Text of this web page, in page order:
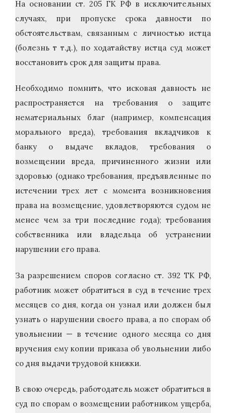
На основании ст. 205 ГК РФ в исключительных
случаях, при пропуске срока давности по
обстоятельствам, связанным с личностью истца
(болезнь т т.д.), по ходатайству истца суд может
восстановить срок для защиты права.
Необходимо помнить, что исковая давность не
распространяется на требования о защите
нематериальных благ (например, компенсация
морального вреда), требования вкладчиков к
банку о выдаче вкладов, требования о
возмещении вреда, причиненного жизни или
здоровью (однако требования, предъявленные по
истечении трех лет с момента возникновения
права на возмещение, удовлетворяются судом не
менее чем за три последние года); требования
собственника или владельца об устранении
нарушении его права.
За разрешением споров согласно ст. 392 ТК РФ,
работник может обратиться в суд в течение трех
месяцев со дня, когда он узнал или должен был
узнать о нарушении своего права, а по спорам об
увольнении — в течение одного месяца со дня
вручения ему копии приказа об увольнении либо
со дня выдачи трудовой книжки.
В свою очередь, работодатель может обратиться в
суд по спорам о возмещении работником ущерба,